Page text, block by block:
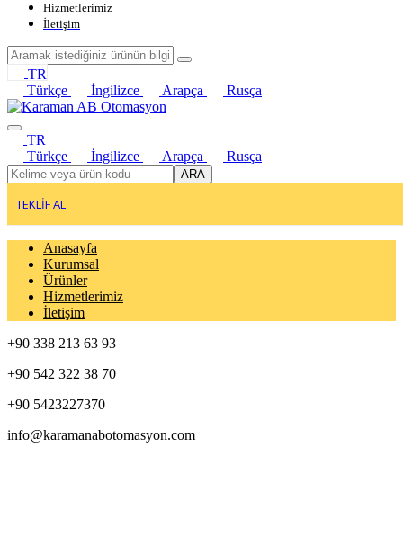
Hizmetlerimiz
İletişim
TR
Türkçe
İngilizce Arapça Rusça
TR
Türkçe
İngilizce Arapça Rusça
ARA
TEKLİF AL
Anasayfa
Kurumsal
Ürünler
Hizmetlerimiz
İletişim
+90 338 213 63 93
+90 542 322 38 70
+90 5423227370
info@karamanabotomasyon.com